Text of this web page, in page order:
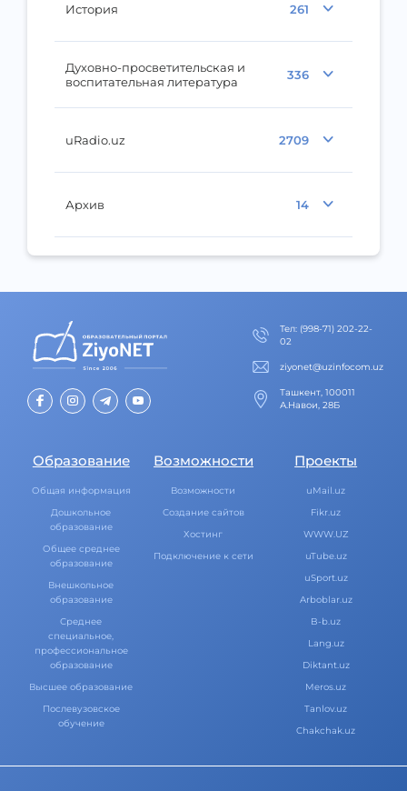
История 261
Духовно-просветительская и
воспитательная литература
336
uRadio.uz 2709
Архив 14
Тел: (998-71) 202-22-
02
ziyonet@uzinfocom.uz
Ташкент, 100011
А.Навои, 28Б
Образование
Общая информация
Дошкольное
образование
Общее среднее
образование
Внешкольное
образование
Среднее
специальное,
профессиональное
образование
Высшее образование
Послевузовское
обучение
Возможности
Возможности
Создание сайтов
Хостинг
Подключение к сети
Проекты
uMail.uz
Fikr.uz
WWW.UZ
uTube.uz
uSport.uz
Arboblar.uz
B-b.uz
Lang.uz
Diktant.uz
Meros.uz
Tanlov.uz
Chakchak.uz